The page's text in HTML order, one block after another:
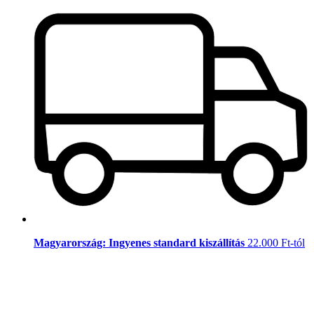
Magyarország: Ingyenes standard kiszállítás 22.000 Ft-tól